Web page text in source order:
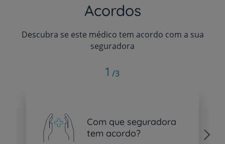
Acordos
Descubra se este médico tem acordo com a sua
seguradora
Com que seguradora
tem acordo?
1 /3